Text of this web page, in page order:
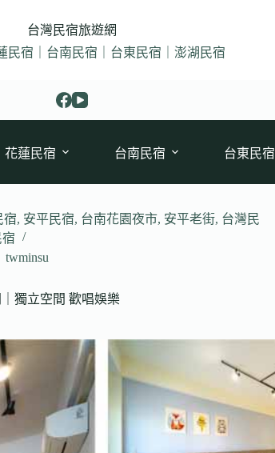
台灣民宿旅遊網
民宿｜台南民宿｜台東民宿｜澎湖民宿
花蓮民宿 台南民宿 台東民宿
宿, 安平民宿, 台南花園夜市, 安平老街, 台灣民
twminsu
獨立空間 歡唱娛樂